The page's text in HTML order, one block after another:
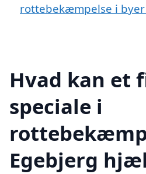
rottebekæmpelse i
Hvad kan et
speciale i
Egebjerg